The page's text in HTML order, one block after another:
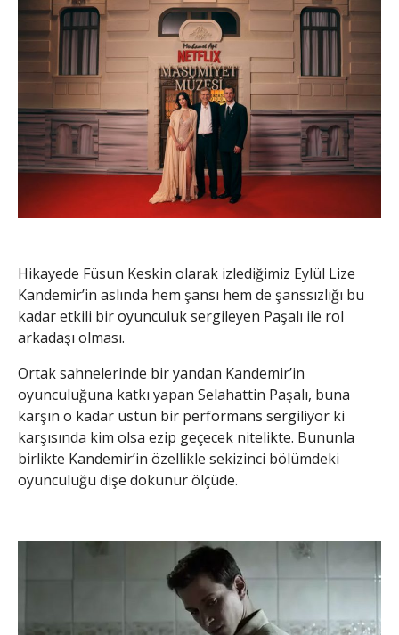
Hikayede Füsun Keskin olarak izlediğimiz Eylül Lize
Kandemir’in aslında hem şansı hem de şanssızlığı bu
kadar etkili bir oyunculuk sergileyen Paşalı ile rol
arkadaşı olması.
Ortak sahnelerinde bir yandan Kandemir’in
oyunculuğuna katkı yapan Selahattin Paşalı, buna
karşın o kadar üstün bir performans sergiliyor ki
karşısında kim olsa ezip geçecek nitelikte. Bununla
birlikte Kandemir’in özellikle sekizinci bölümdeki
oyunculuğu dişe dokunur ölçüde.